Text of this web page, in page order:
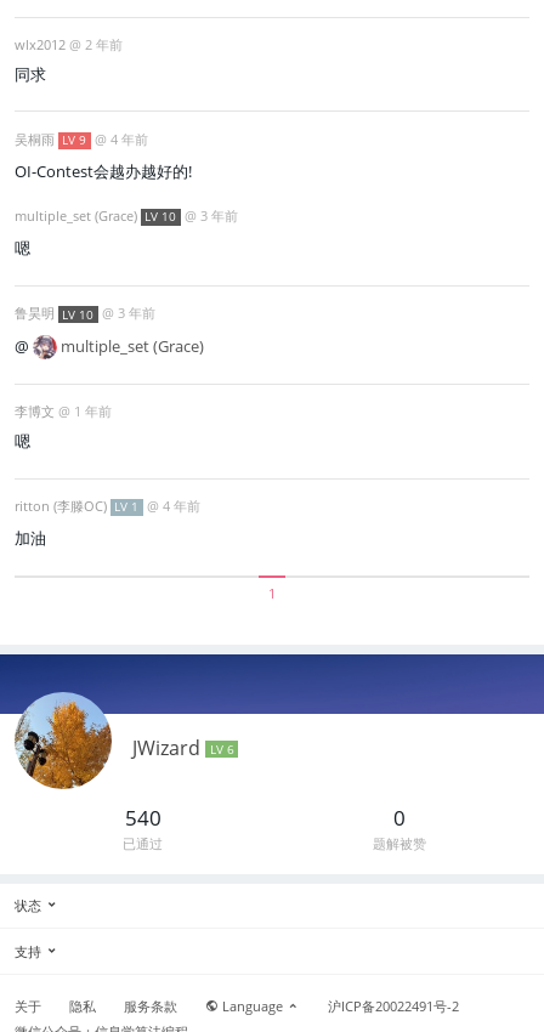
wlx2012@2 年前
同求
吴桐雨 LV 9 @ 4 年前
OI-Contest会越办越好的!
multiple_set (Grace) LV 10 @ 3 年前
嗯
鲁昊明 LV 10 @ 3 年前
@ multiple_set (Grace)
李博文@ 1 年前
嗯
ritton (李滕OC) LV 1 @ 4 年前
加油
1
JWizard LV 6
540
已通过
0
题解被赞
状态
支持
关于 隐私 服务条款 Language
沪ICP备20022491号-2